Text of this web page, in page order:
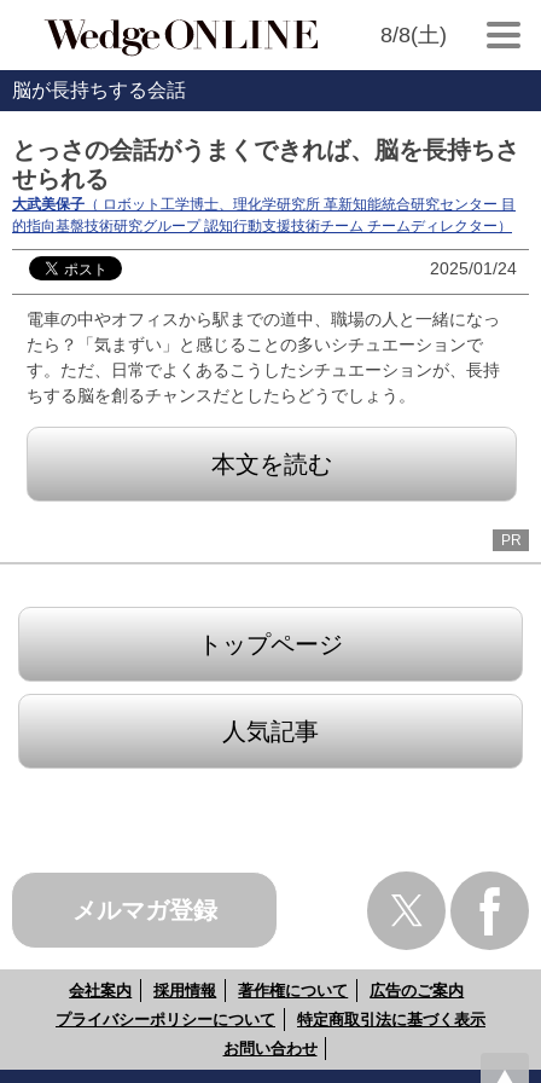
8/8(土)
脳が長持ちする会話
とっさの会話がうまくできれば、脳を長持ちさ
せられる
大武美保子 （ ロボット工学博士、理化学研究所 革新知能統合研究センター 目
的指向基盤技術研究グループ 認知行動支援技術チーム チームディレクター）
2025/01/24
電車の中やオフィスから駅までの道中、職場の人と一緒になっ
たら？「気まずい」と感じることの多いシチュエーションで
す。ただ、日常でよくあるこうしたシチュエーションが、長持
ちする脳を創るチャンスだとしたらどうでしょう。
本文を読む
PR
トップページ
人気記事
メルマガ登録
会社案内 採用情報 著作権について
広告のご案内
プライバシーポリシーについて
特定商取引法に基づく表示
お問い合わせ